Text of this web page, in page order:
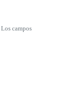
Los campos